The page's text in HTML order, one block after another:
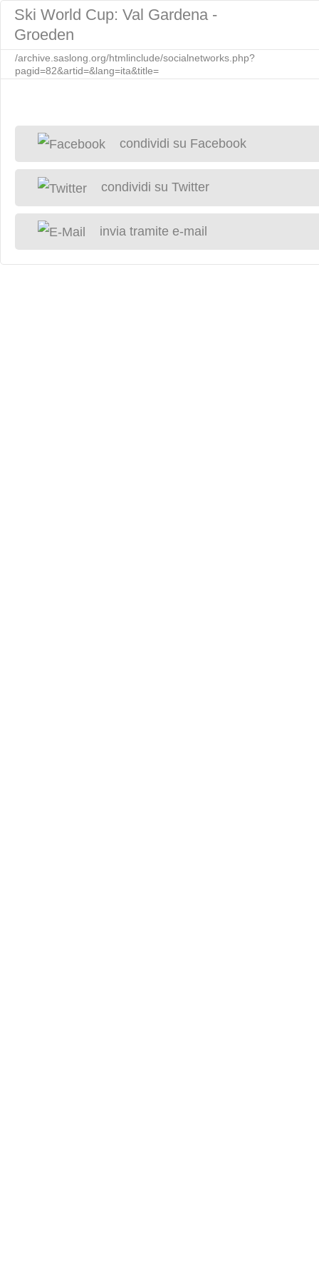
Ski World Cup: Val Gardena -
Groeden
/archive.saslong.org/htmlinclude/socialnetworks.php?
pagid=82&artid=&lang=ita&title=
condividi su Facebook
condividi su Twitter
invia tramite e-mail